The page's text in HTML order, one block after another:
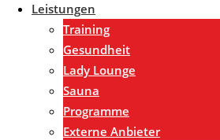
Leistungen
Training
Gesundheit
Lady Lounge
Sauna
Programme
Externe Anbieter